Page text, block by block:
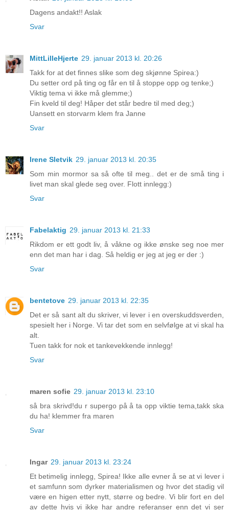
Dagens andakt!! Aslak
Svar
MittLilleHjerte 29. januar 2013 kl. 20:26
Takk for at det finnes slike som deg skjønne Spirea:)
Du setter ord på ting og får en til å stoppe opp og tenke;)
Viktig tema vi ikke må glemme;)
Fin kveld til deg! Håper det står bedre til med deg;)
Uansett en storvarm klem fra Janne
Svar
Irene Sletvik 29. januar 2013 kl. 20:35
Som min mormor sa så ofte til meg.. det er de små ting i
livet man skal glede seg over. Flott innlegg:)
Svar
Fabelaktig 29. januar 2013 kl. 21:33
Rikdom er ett godt liv, å våkne og ikke ønske seg noe mer
enn det man har i dag. Så heldig er jeg at jeg er der :)
Svar
bentetove 29. januar 2013 kl. 22:35
Det er så sant alt du skriver, vi lever i en overskuddsverden,
spesielt her i Norge. Vi tar det som en selvfølge at vi skal ha
alt.
Tuen takk for nok et tankevekkende innlegg!
Svar
maren sofie 29. januar 2013 kl. 23:10
så bra skrivd!du r supergo på å ta opp viktie tema,takk ska
du ha! klemmer fra maren
Svar
Ingar 29. januar 2013 kl. 23:24
Et betimelig innlegg, Spirea! Ikke alle evner å se at vi lever i
et samfunn som dyrker materialismen og hvor det stadig vil
være en higen etter nytt, større og bedre. Vi blir fort en del
av dette hvis vi ikke har andre referanser enn det vi ser